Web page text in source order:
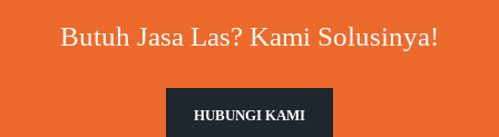
Butuh Jasa Las? Kami Solusinya!
HUBUNGI KAMI